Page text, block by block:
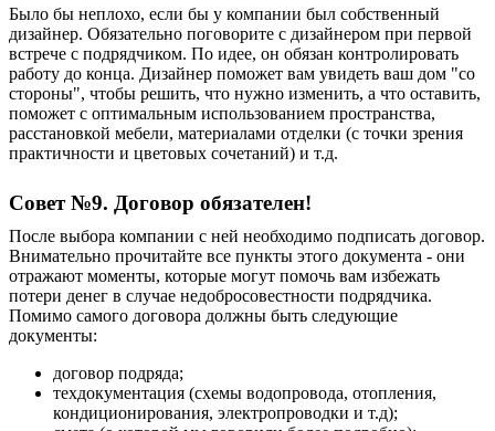
Было бы неплохо, если бы у компании был собственный
дизайнер. Обязательно поговорите с дизайнером при первой
встрече с подрядчиком. По идее, он обязан контролировать
работу до конца. Дизайнер поможет вам увидеть ваш дом "со
стороны", чтобы решить, что нужно изменить, а что оставить,
поможет с оптимальным использованием пространства,
расстановкой мебели, материалами отделки (с точки зрения
практичности и цветовых сочетаний) и т.д.
Совет №9. Договор обязателен!
После выбора компании с ней необходимо подписать договор.
Внимательно прочитайте все пункты этого документа - они
отражают моменты, которые могут помочь вам избежать
потери денег в случае недобросовестности подрядчика.
Помимо самого договора должны быть следующие
документы:
договор подряда;
техдокументация (схемы водопровода, отопления,
кондиционирования, электропроводки и т.д);